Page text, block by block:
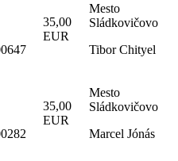
35,00
EUR
Mesto
Sládkovičovo
Tibor Chityel
35,00
EUR
Mesto
Sládkovičovo
Marcel Jónás